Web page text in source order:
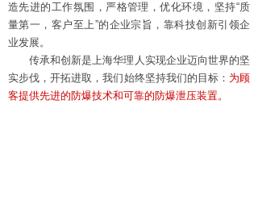
造先进的工作氛围，严格管理，优化环境，坚持“质
量第一，客户至上”的企业宗旨，靠科技创新引领企
业发展。
传承和创新是上海华理人实现企业迈向世界的坚
实步伐，开拓进取，我们始终坚持我们的目标： 为顾
客提供先进的防爆技术和可靠的防爆泄压装置。